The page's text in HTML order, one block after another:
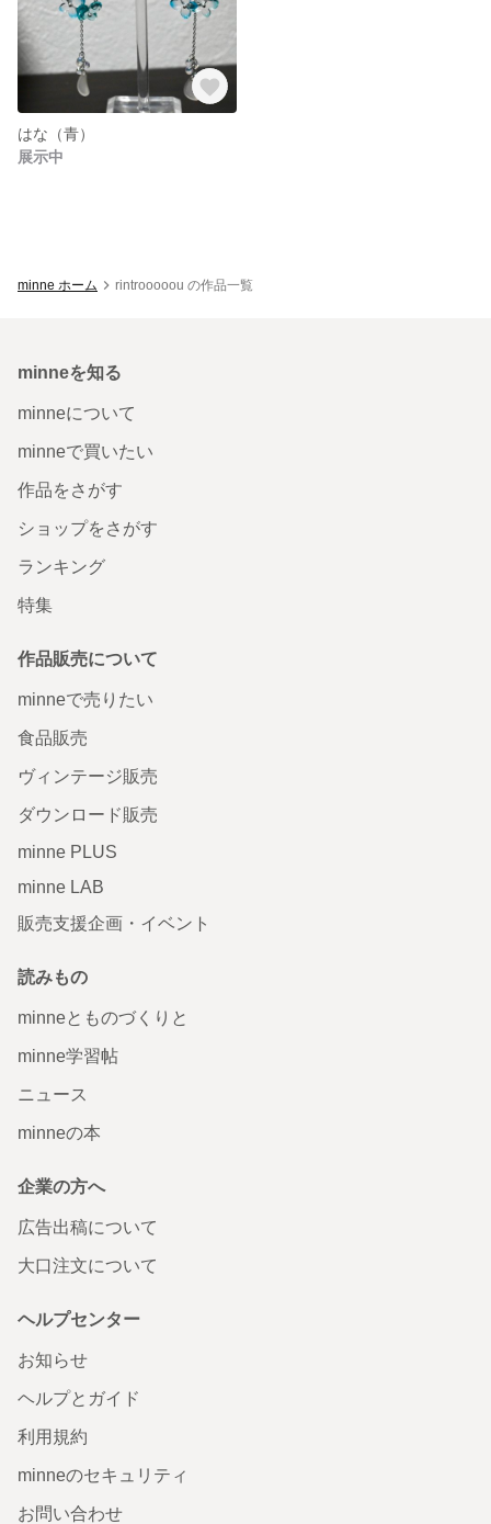
はな（青）
展示中
minne ホーム rintrooooou の作品一覧
minneを知る
minneについて
minneで買いたい
作品をさがす
ショップをさがす
ランキング
特集
作品販売について
minneで売りたい
食品販売
ヴィンテージ販売
ダウンロード販売
minne PLUS
minne LAB
販売支援企画・イベント
読みもの
minneとものづくりと
minne学習帖
ニュース
minneの本
企業の方へ
広告出稿について
大口注文について
ヘルプセンター
お知らせ
ヘルプとガイド
利用規約
minneのセキュリティ
お問い合わせ